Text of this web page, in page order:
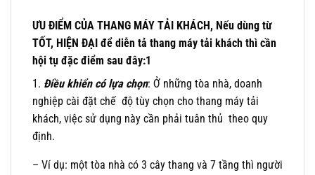
ƯU ĐIỂM CỦA THANG MÁY TẢI KHÁCH, Nếu dùng từ
TỐT, HIỆN ĐẠI để diễn tả thang máy tải khách thì cần
hội tụ đặc điểm sau đây:1
1. Điều khiển có lựa chọn: Ở những tòa nhà, doanh
nghiệp cài đặt chế độ tùy chọn cho thang máy tải
khách, việc sử dụng này cần phải tuân thủ theo quy
định.
– Ví dụ: một tòa nhà có 3 cây thang và 7 tầng thì người